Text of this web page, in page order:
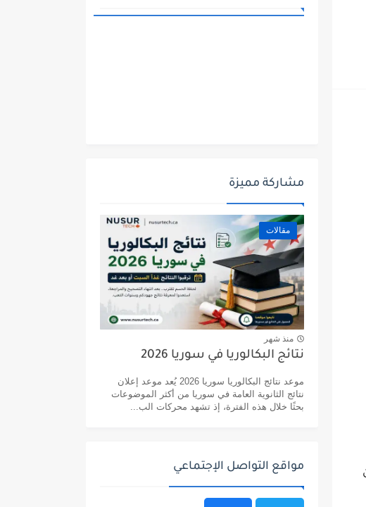
مشاركة مميزة
مقالات
منذ شهر
نتائج البكالوريا في سوريا 2026
موعد نتائج البكالوريا سوريا 2026 يُعد موعد إعلان
نتائج الثانوية العامة في سوريا من أكثر الموضوعات
بحثًا خلال هذه الفترة، إذ تشهد محركات الب...
مواقع التواصل الإجتماعي